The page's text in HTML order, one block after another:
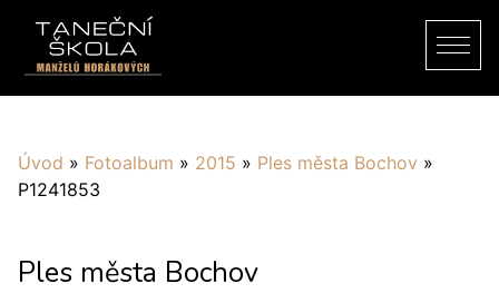
Úvod » Fotoalbum » 2015 » Ples města Bochov »
P1241853
Ples města Bochov